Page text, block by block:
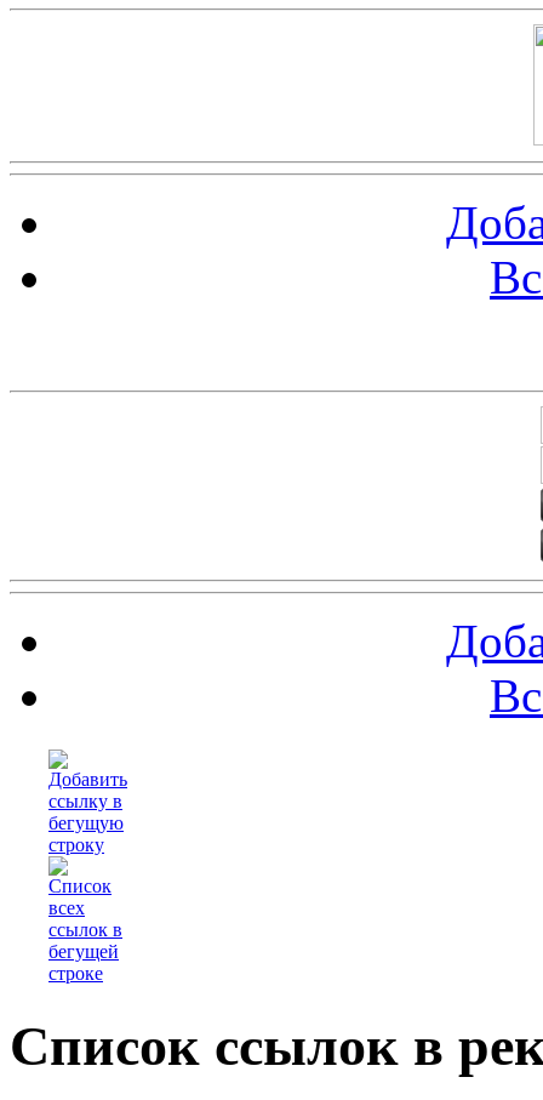
Список ссылок в